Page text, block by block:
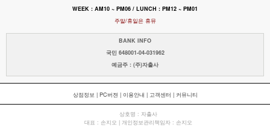
WEEK : AM10 ~ PM06 / LUNCH : PM12 ~ PM01
주말/휴일은 휴뮤
BANK INFO
국민 648001-04-031962
예금주 : (주)자출사
상점정보 | PC버젼 | 이용안내 | 고객센터 | 커뮤니티
상호명 : 자출사
대표 : 손지오 | 개인정보관리책임자 : 손지오